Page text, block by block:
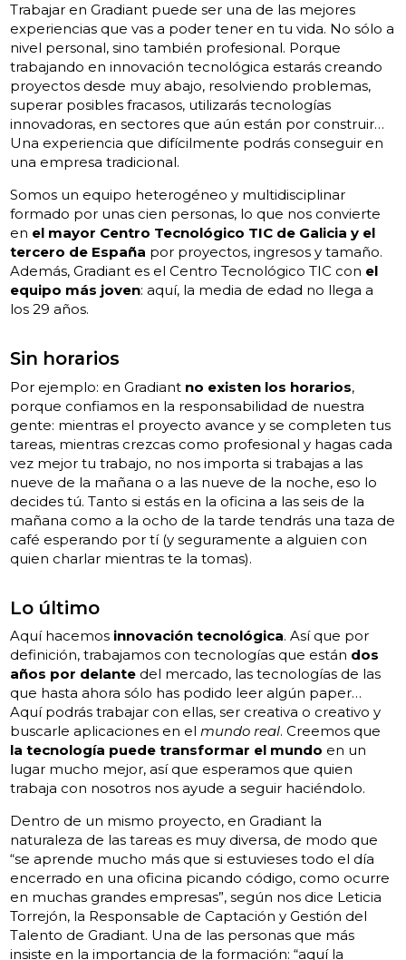
Trabajar en Gradiant puede ser una de las mejores
experiencias que vas a poder tener en tu vida. No sólo a
nivel personal, sino también profesional. Porque
trabajando en innovación tecnológica estarás creando
proyectos desde muy abajo, resolviendo problemas,
superar posibles fracasos, utilizarás tecnologías
innovadoras, en sectores que aún están por construir…
Una experiencia que difícilmente podrás conseguir en
una empresa tradicional.
Somos un equipo heterogéneo y multidisciplinar
formado por unas cien personas, lo que nos convierte
en el mayor Centro Tecnológico TIC de Galicia y el
tercero de España por proyectos, ingresos y tamaño.
Además, Gradiant es el Centro Tecnológico TIC con el
equipo más joven: aquí, la media de edad no llega a
los 29 años.
Sin horarios
Por ejemplo: en Gradiant no existen los horarios,
porque confiamos en la responsabilidad de nuestra
gente: mientras el proyecto avance y se completen tus
tareas, mientras crezcas como profesional y hagas cada
vez mejor tu trabajo, no nos importa si trabajas a las
nueve de la mañana o a las nueve de la noche, eso lo
decides tú. Tanto si estás en la oficina a las seis de la
mañana como a la ocho de la tarde tendrás una taza de
café esperando por tí (y seguramente a alguien con
quien charlar mientras te la tomas).
Lo último
Aquí hacemos innovación tecnológica. Así que por
definición, trabajamos con tecnologías que están dos
años por delante del mercado, las tecnologías de las
que hasta ahora sólo has podido leer algún paper…
Aquí podrás trabajar con ellas, ser creativa o creativo y
buscarle aplicaciones en elmundo real. Creemos que
la tecnología puede transformar el mundo en un
lugar mucho mejor, así que esperamos que quien
trabaja con nosotros nos ayude a seguir haciéndolo.
Dentro de un mismo proyecto, en Gradiant la
naturaleza de las tareas es muy diversa, de modo que
“se aprende mucho más que si estuvieses todo el día
encerrado en una oficina picando código, como ocurre
en muchas grandes empresas”, según nos dice Leticia
Torrejón, la Responsable de Captación y Gestión del
Talento de Gradiant. Una de las personas que más
insiste en la importancia de la formación: “aquí la